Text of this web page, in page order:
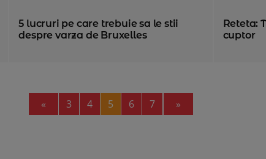
5 lucruri pe care trebuie sa le stii
despre varza de Bruxelles
Reteta:
cuptor
« Previous
3 4 5 6 7 »